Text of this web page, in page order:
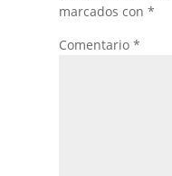
marcados con *
Comentario *